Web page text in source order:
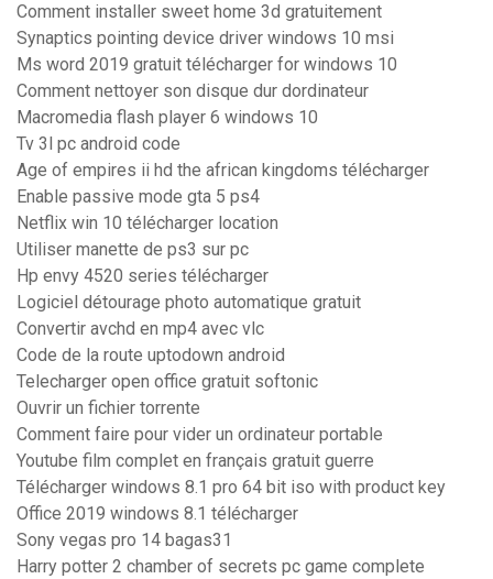
Comment installer sweet home 3d gratuitement
Synaptics pointing device driver windows 10 msi
Ms word 2019 gratuit télécharger for windows 10
Comment nettoyer son disque dur dordinateur
Macromedia flash player 6 windows 10
Tv 3l pc android code
Age of empires ii hd the african kingdoms télécharger
Enable passive mode gta 5 ps4
Netflix win 10 télécharger location
Utiliser manette de ps3 sur pc
Hp envy 4520 series télécharger
Logiciel détourage photo automatique gratuit
Convertir avchd en mp4 avec vlc
Code de la route uptodown android
Telecharger open office gratuit softonic
Ouvrir un fichier torrente
Comment faire pour vider un ordinateur portable
Youtube film complet en français gratuit guerre
Télécharger windows 8.1 pro 64 bit iso with product key
Office 2019 windows 8.1 télécharger
Sony vegas pro 14 bagas31
Harry potter 2 chamber of secrets pc game complete